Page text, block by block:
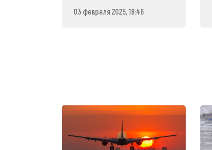
03 февраля 2025, 18:46